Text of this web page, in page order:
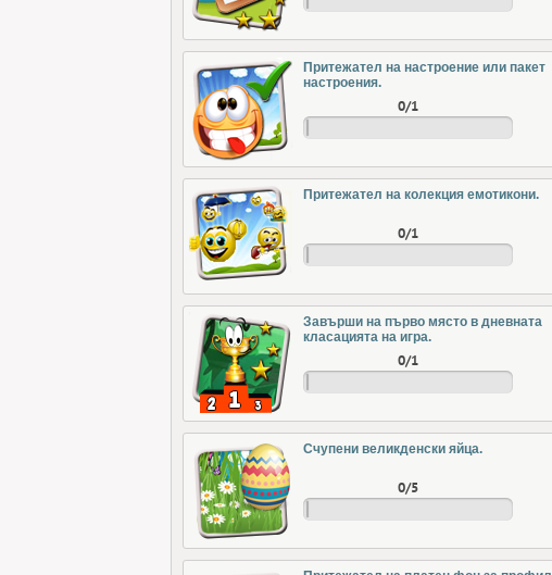
Притежател на настроение или пакет
настроения.
0/1
Притежател на колекция емотикони.
0/1
Завърши на първо място в дневната
класацията на игра.
0/1
Счупени великденски яйца.
0/5